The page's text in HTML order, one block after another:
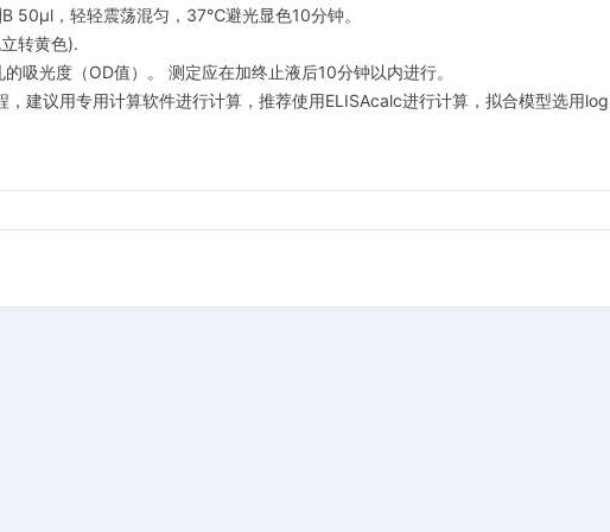
50μl，轻轻震荡混匀，37℃避光显色10分钟。
转黄色).
吸光度（OD值）。 测定应在加终止液后10分钟以内进行。
建议用专用计算软件进行计算，推荐使用ELISAcalc进行计算，拟合模型选用